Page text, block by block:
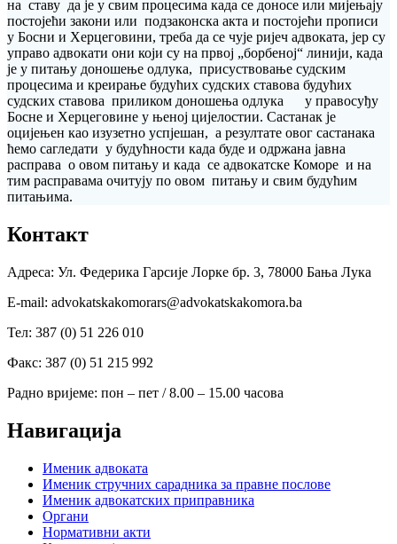
на ставу да је у свим процесима када се доносе или мијењају
постојећи закони или подзаконска акта и постојећи прописи
у Босни и Херцеговини, треба да се чује ријеч адвоката, јер су
управо адвокати они који су на првој „борбеној“ линији, када
је у питању доношење одлука, присуствовање судским
процесима и креирање будућих судских ставова будућих
судских ставова приликом доношења одлука у правосуђу
Босне и Херцеговине у њеној цијелостии. Састанак је
оцијењен као изузетно успјешан, а резултате овог састанака
ћемо сагледати у будућности када буде и одржана јавна
расправа о овом питању и када се адвокатске Коморе и на
тим расправама очитују по овом питању и свим будућим
питањима.
Контакт
Адреса: Ул. Федерика Гарсије Лорке бр. 3, 78000 Бања Лука
Е-mail: advokatskakomorars@advokatskakomora.ba
Тел: 387 (0) 51 226 010
Факс: 387 (0) 51 215 992
Радно вријеме: пон – пет / 8.00 – 15.00 часова
Навигација
Именик адвоката
Именик стручних сарадника за правне послове
Именик адвокатских приправника
Органи
Нормативни акти